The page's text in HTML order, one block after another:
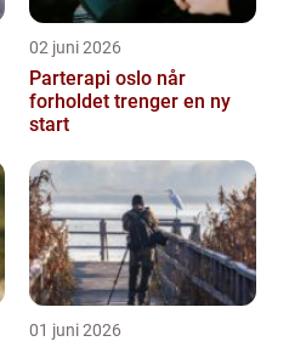
02 juni 2026
Parterapi oslo når
forholdet trenger en ny
start
01 juni 2026